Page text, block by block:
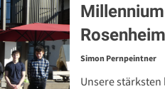
Rosenheim
Simon Pernpeintner
Unsere